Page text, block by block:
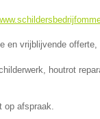
en vrijblijvende
houtrot
op afspraak.